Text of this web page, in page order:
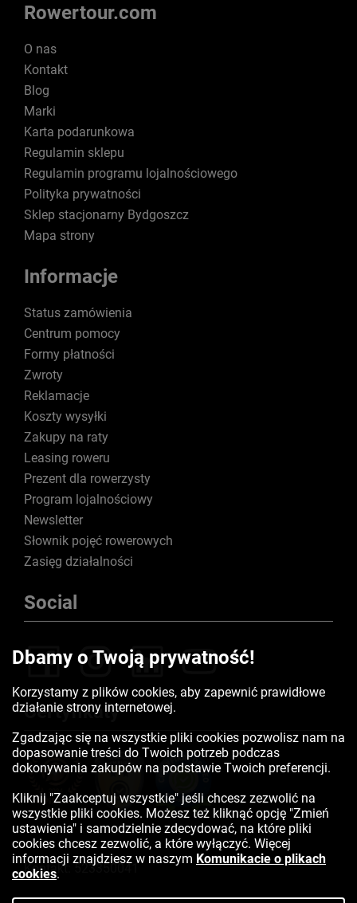
Rowertour.com
O nas
Kontakt
Blog
Marki
Karta podarunkowa
Regulamin sklepu
Regulamin programu lojalnościowego
Polityka prywatności
Sklep stacjonarny Bydgoszcz
Mapa strony
Informacje
Status zamówienia
Centrum pomocy
Formy płatności
Zwroty
Reklamacje
Koszty wysyłki
Zakupy na raty
Leasing roweru
Prezent dla rowerzysty
Program lojalnościowy
Newsletter
Słownik pojęć rowerowych
Zasięg działalności
Social
Certyfikaty
Kontakt:523350041
Dbamy o Twoją prywatność!
Korzystamy z plików cookies, aby zapewnić prawidłowe
działanie strony internetowej.
Zgadzając się na wszystkie pliki cookies pozwolisz nam na
dopasowanie treści do Twoich potrzeb podczas
dokonywania zakupów na podstawie Twoich preferencji.
Kliknij "Zaakceptuj wszystkie" jeśli chcesz zezwolić na
wszystkie pliki cookies. Możesz też kliknąć opcję "Zmień
ustawienia" i samodzielnie zdecydować, na które pliki
cookies chcesz zezwolić, a które wyłączyć. Więcej
informacji znajdziesz w naszym Komunikacie o plikach
cookies.